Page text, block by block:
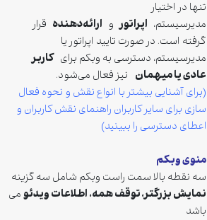
تنها در اختیار
مدیرسیستم، اپراتورو ارائه‌دهنده قرار
گرفته است. در صورت تایید اپراتور یا
مدیرسیستم، دسترسی به وبکم برای کاربر
عادی یا میهمان
نیز فعال می‌شود.
(برای آشنایی بیشتر با انواع نقش و نحوه فعال
سازی برای سایر کاربران راهنمای نقش کاربران و
اعطای دسترسی را ببینید)
منوی وبکم
سه نقطه بالا سمت راست وبکم شامل سه گزینه
نمایش بزرگتر، توقف همه، اطلاعات ویدئومی
باشد